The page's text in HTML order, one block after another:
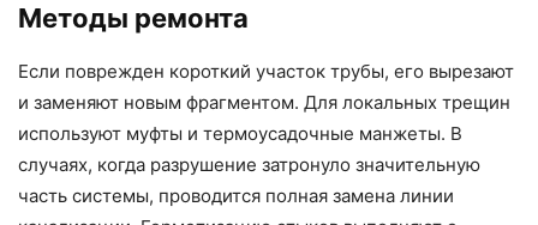
Методы ремонта
Если поврежден короткий участок трубы, его вырезают
и заменяют новым фрагментом. Для локальных трещин
используют муфты и термоусадочные манжеты. В
случаях, когда разрушение затронуло значительную
часть системы, проводится полная замена линии